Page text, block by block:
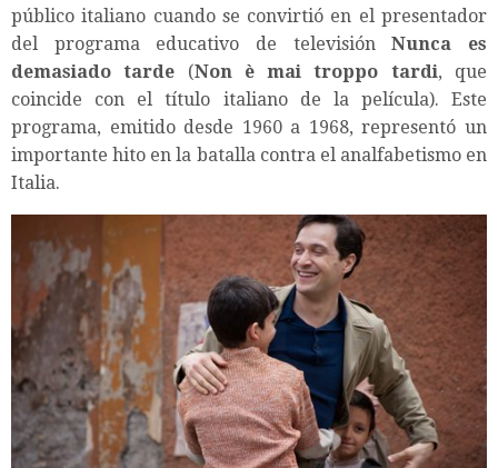
público italiano cuando se convirtió en el presentador
del programa educativo de televisiónNunca es
demasiado tarde (Non è mai troppo tardi, que
coincide con el título italiano de la película). Este
programa, emitido desde 1960 a 1968, representó un
importante hito en la batalla contra el analfabetismo en
Italia.